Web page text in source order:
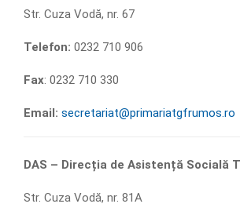
Str. Cuza Vodă, nr. 67
Telefon: 0232 710 906
Fax: 0232 710 330
Email: secretariat@primariatgfrumos.ro
DAS – Direcția de Asistență Socială
Str. Cuza Vodă, nr. 81A